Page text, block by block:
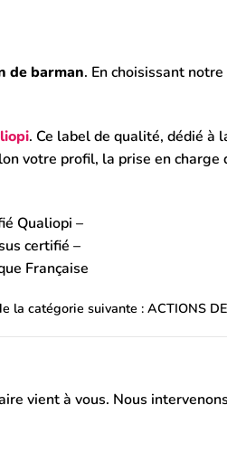
de barman. En choisissant
. Ce label de qualité, dédié à
votre profil, la prise en
catégorie suivante : ACTIONS
vient à vous. Nous